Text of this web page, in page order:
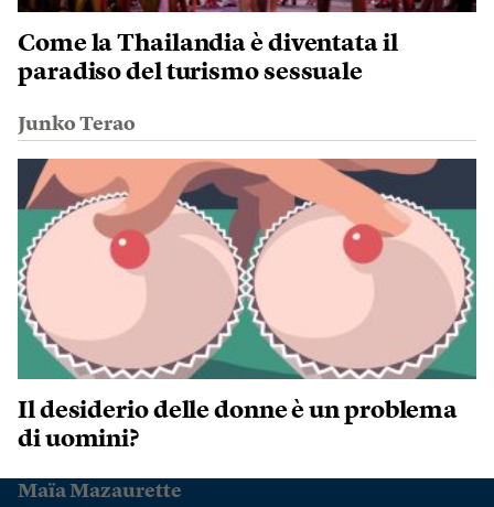
Come la Thailandia è diventata il
paradiso del turismo sessuale
Junko Terao
Il desiderio delle donne è un problema
di uomini?
Maïa Mazaurette